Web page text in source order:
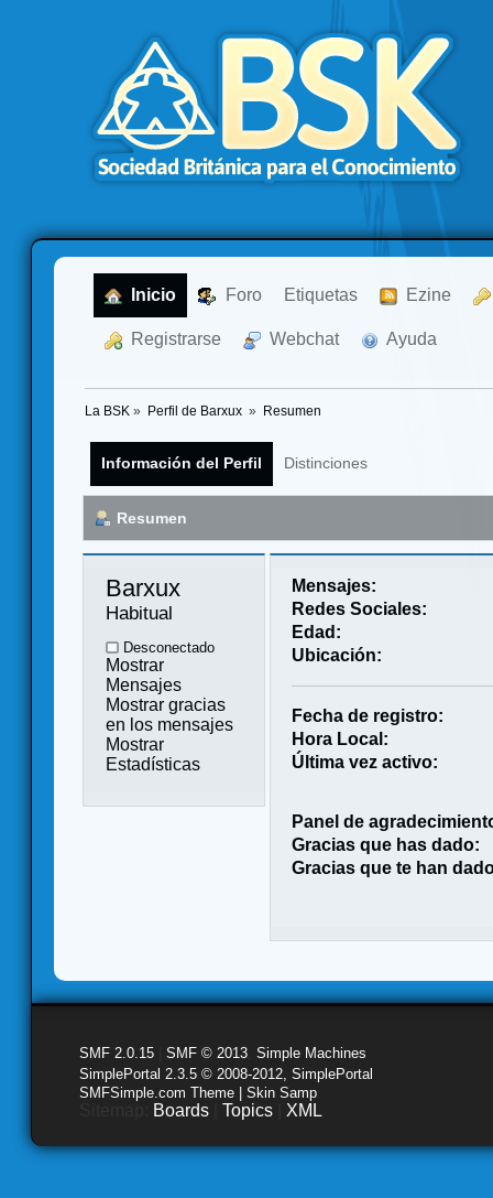
Inicio Foro Etiquetas Ezine
Registrarse Webchat Ayuda
La BSK » Perfil de Barxux » Resumen
Información del Perfil Distinciones
Resumen
Barxux
Habitual
Desconectado
Mostrar
Mensajes
Mostrar gracias
en los mensajes
Mostrar
Estadísticas
Mensajes:
Redes Sociales:
Edad:
Ubicación:
Fecha de registro:
Hora Local:
Última vez activo:
Panel de
Gracias que has dado:
Gracias que te han
SMF 2.0.15 SMF © 2013 Simple Machines
SimplePortal 2.3.5 © 2008-2012, SimplePortal
SMFSimple.com Theme | Skin Samp
Boards Topics XML